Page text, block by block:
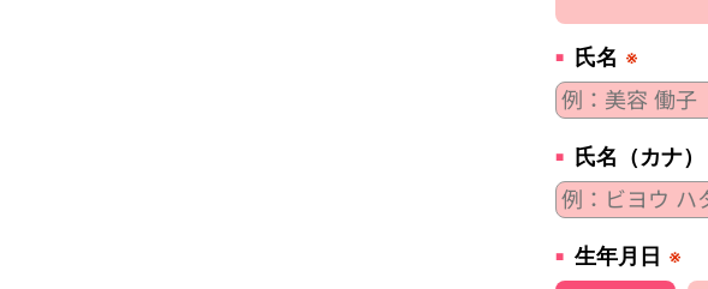
氏名 ※
氏名（カナ）
生年月日 ※